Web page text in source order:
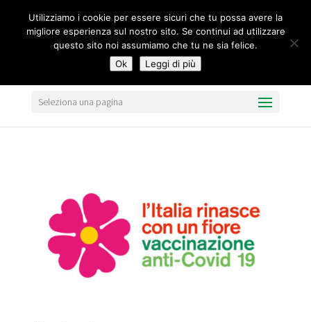
Seleziona una pagina
Utilizziamo i cookie per essere sicuri che tu possa avere la
migliore esperienza sul nostro sito. Se continui ad utilizzare
questo sito noi assumiamo che tu ne sia felice.
Ok
Leggi di più